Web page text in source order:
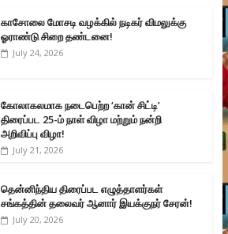
காசோலை மோசடி வழக்கில் நடிகர் விமலுக்கு
ஓராண்டு சிறை தண்டனை!
July 24, 2026
கோலாகலமாக நடைபெற்ற ‘கான் சிட்டி’
திரைப்பட 25-ம் நாள் விழா மற்றும் நன்றி
அறிவிப்பு விழா!
July 21, 2026
தென்னிந்திய திரைப்பட எழுத்தாளர்கள்
சங்கத்தின் தலைவர் ஆனார் இயக்குநர் சேரன்!
July 20, 2026